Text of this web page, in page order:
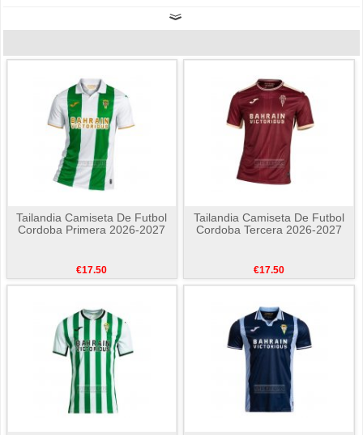
Tailandia Camiseta De Futbol
Cordoba Primera 2026-2027
€17.50
Tailandia Camiseta De Futbol
Cordoba Tercera 2026-2027
€17.50